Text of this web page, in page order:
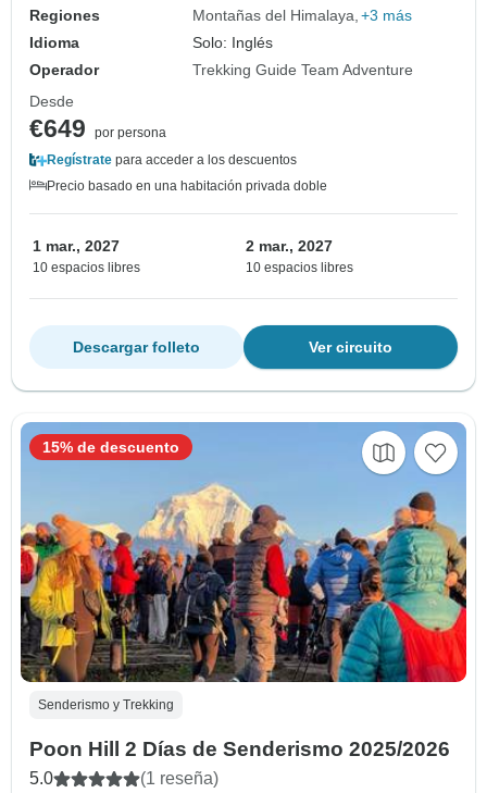
Regiones
Montañas del Himalaya +3 más
Idioma
Solo: Inglés
Operador
Trekking Guide Team Adventure
Desde
€649
por persona
Regístrate para acceder a los descuentos
Precio basado en una habitación privada doble
1 mar., 2027
10 espacios libres
2 mar., 2027
10 espacios libres
Ver circuito
Descargar folleto
Senderismo y Trekking
Poon Hill 2 Días de Senderismo 2025/2026
5.0 (1 reseña)
15% de descuento